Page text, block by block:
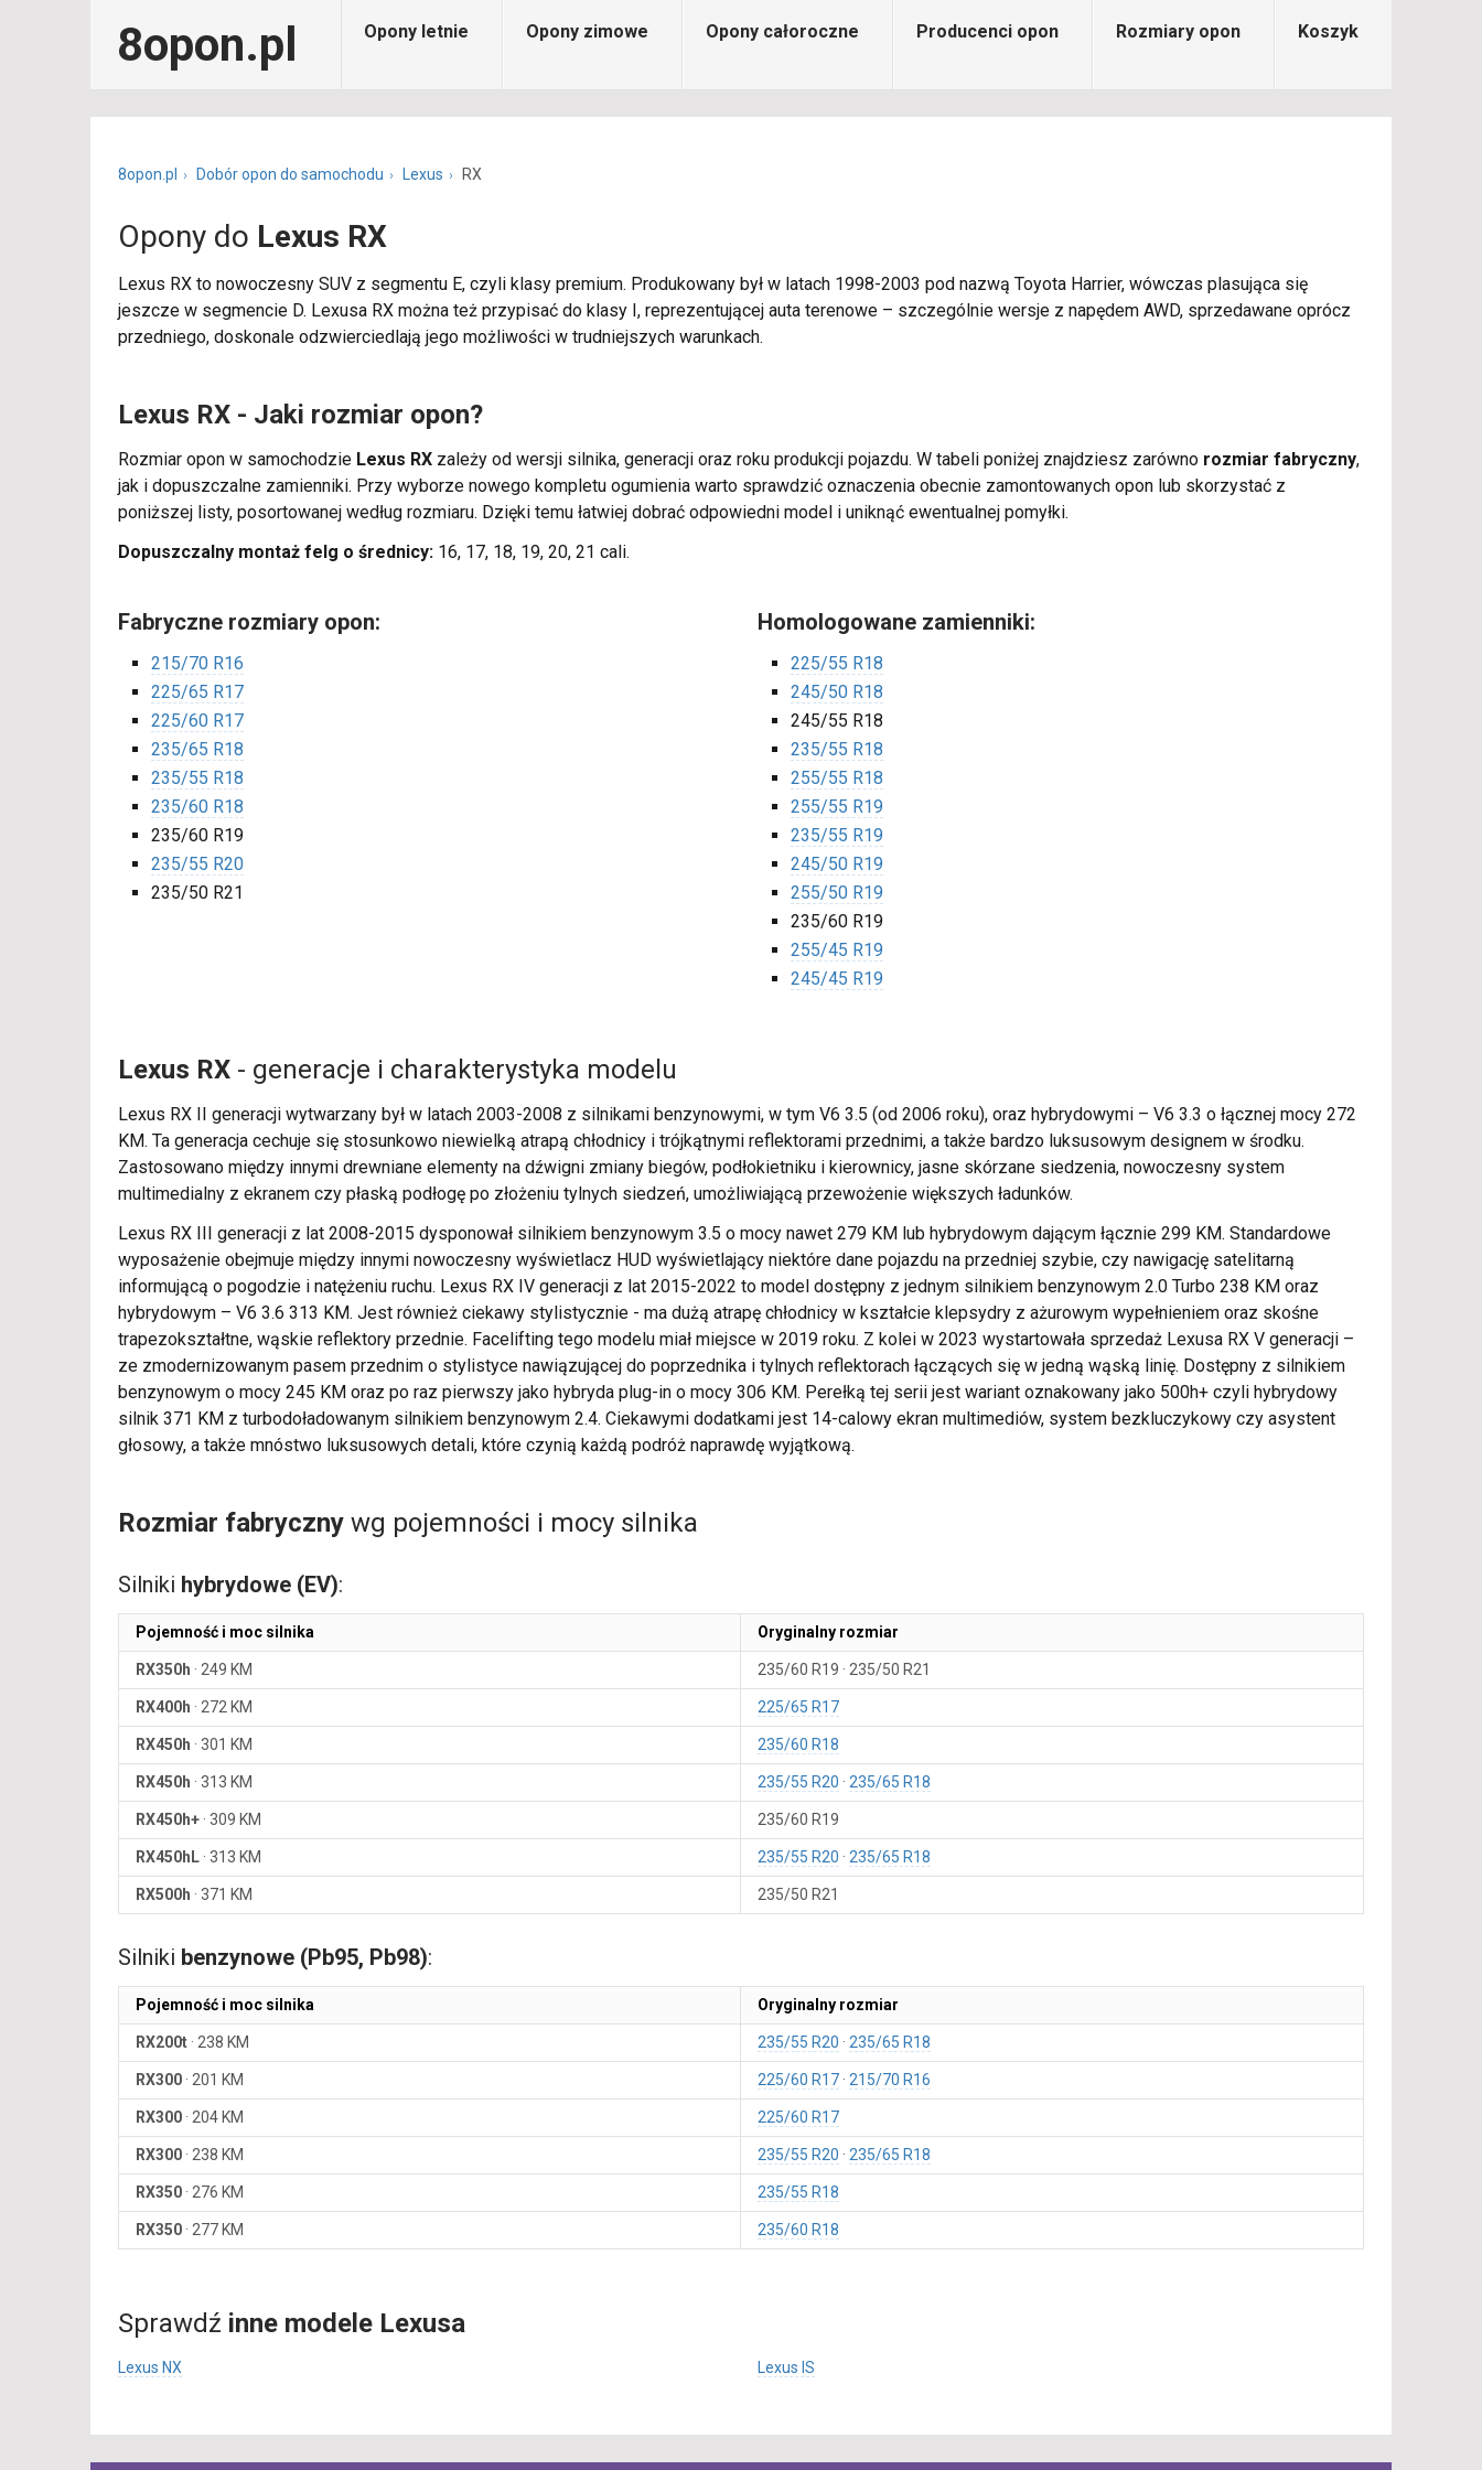
8opon.pl Opony letnie Opony zimowe Opony całoroczne Producenci opon Rozmiary opon Koszyk
8opon.pl Dobór opon do samochodu Lexus RX
Opony do Lexus RX
Lexus RX to nowoczesny SUV z segmentu E, czyli klasy premium. Produkowany był w latach 1998-2003 pod nazwą Toyota Harrier, wówczas plasująca się
jeszcze w segmencie D. Lexusa RX można też przypisać do klasy I, reprezentującej auta terenowe – szczególnie wersje z napędem AWD, sprzedawane oprócz
przedniego, doskonale odzwierciedlają jego możliwości w trudniejszych warunkach.
Lexus RX - Jaki rozmiar opon?
Rozmiar opon w samochodzie Lexus RX zależy od wersji silnika, generacji oraz roku produkcji pojazdu. W tabeli poniżej znajdziesz zarówno rozmiar fabryczny,
jak i dopuszczalne zamienniki. Przy wyborze nowego kompletu ogumienia warto sprawdzić oznaczenia obecnie zamontowanych opon lub skorzystać z
poniższej listy, posortowanej według rozmiaru. Dzięki temu łatwiej dobrać odpowiedni model i uniknąć ewentualnej pomyłki.
Dopuszczalny montaż felg o średnicy: 16, 17, 18, 19, 20, 21 cali.
Fabryczne rozmiary opon:
215/70 R16
225/65 R17
225/60 R17
235/65 R18
235/55 R18
235/60 R18
235/60 R19
235/55 R20
235/50 R21
Homologowane zamienniki:
225/55 R18
245/50 R18
245/55 R18
235/55 R18
255/55 R18
255/55 R19
235/55 R19
245/50 R19
255/50 R19
235/60 R19
255/45 R19
245/45 R19
Lexus RX - generacje i charakterystyka modelu
Lexus RX II generacji wytwarzany był w latach 2003-2008 z silnikami benzynowymi, w tym V6 3.5 (od 2006 roku), oraz hybrydowymi – V6 3.3 o łącznej mocy 272
KM. Ta generacja cechuje się stosunkowo niewielką atrapą chłodnicy i trójkątnymi reflektorami przednimi, a także bardzo luksusowym designem w środku.
Zastosowano między innymi drewniane elementy na dźwigni zmiany biegów, podłokietniku i kierownicy, jasne skórzane siedzenia, nowoczesny system
multimedialny z ekranem czy płaską podłogę po złożeniu tylnych siedzeń, umożliwiającą przewożenie większych ładunków.
Lexus RX III generacji z lat 2008-2015 dysponował silnikiem benzynowym 3.5 o mocy nawet 279 KM lub hybrydowym dającym łącznie 299 KM. Standardowe
wyposażenie obejmuje między innymi nowoczesny wyświetlacz HUD wyświetlający niektóre dane pojazdu na przedniej szybie, czy nawigację satelitarną
informującą o pogodzie i natężeniu ruchu. Lexus RX IV generacji z lat 2015-2022 to model dostępny z jednym silnikiem benzynowym 2.0 Turbo 238 KM oraz
hybrydowym – V6 3.6 313 KM. Jest również ciekawy stylistycznie - ma dużą atrapę chłodnicy w kształcie klepsydry z ażurowym wypełnieniem oraz skośne
trapezokształtne, wąskie reflektory przednie. Facelifting tego modelu miał miejsce w 2019 roku. Z kolei w 2023 wystartowała sprzedaż Lexusa RX V generacji –
ze zmodernizowanym pasem przednim o stylistyce nawiązującej do poprzednika i tylnych reflektorach łączących się w jedną wąską linię. Dostępny z silnikiem
benzynowym o mocy 245 KM oraz po raz pierwszy jako hybryda plug-in o mocy 306 KM. Perełką tej serii jest wariant oznakowany jako 500h+ czyli hybrydowy
silnik 371 KM z turbodoładowanym silnikiem benzynowym 2.4. Ciekawymi dodatkami jest 14-calowy ekran multimediów, system bezkluczykowy czy asystent
głosowy, a także mnóstwo luksusowych detali, które czynią każdą podróż naprawdę wyjątkową.
Rozmiar fabryczny wg pojemności i mocy silnika
Silniki hybrydowe (EV):
Pojemność i moc silnika Oryginalny rozmiar
RX350h · 249 KM 235/60 R19 235/50 R21
RX400h · 272 KM 225/65 R17
RX450h · 301 KM 235/60 R18
RX450h · 313 KM 235/55 R20 235/65 R18
RX450h+ · 309 KM 235/60 R19
RX450hL · 313 KM 235/55 R20 235/65 R18
RX500h · 371 KM 235/50 R21
Silniki benzynowe (Pb95, Pb98):
Pojemność i moc silnika Oryginalny rozmiar
RX200t · 238 KM 235/55 R20 235/65 R18
RX300 · 201 KM 225/60 R17 215/70 R16
RX300 · 204 KM 225/60 R17
RX300 · 238 KM 235/55 R20 235/65 R18
RX350 · 276 KM 235/55 R18
RX350 · 277 KM 235/60 R18
Sprawdź inne modele Lexusa
Lexus NX Lexus IS